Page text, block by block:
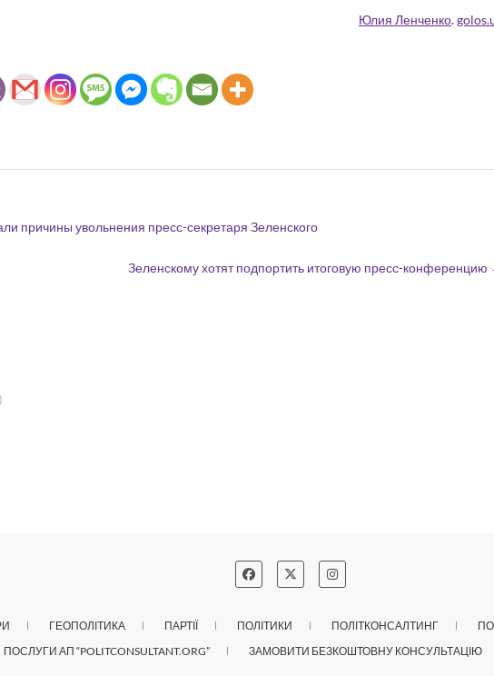
Юлия Ленченко.
причины увольнения пресс-секретаря Зеленского
Зеленскому хотят подпортить итоговую пресс-конференцию
ГЕОПОЛІТИКА ПАРТІЇ ПОЛІТИКИ ПОЛІТКОНСАЛТИНГ
ПОСЛУГИ АП “POLITCONSULTANT.ORG”
ЗАМОВИТИ БЕЗКОШТОВНУ КОНСУЛЬТАЦІЮ